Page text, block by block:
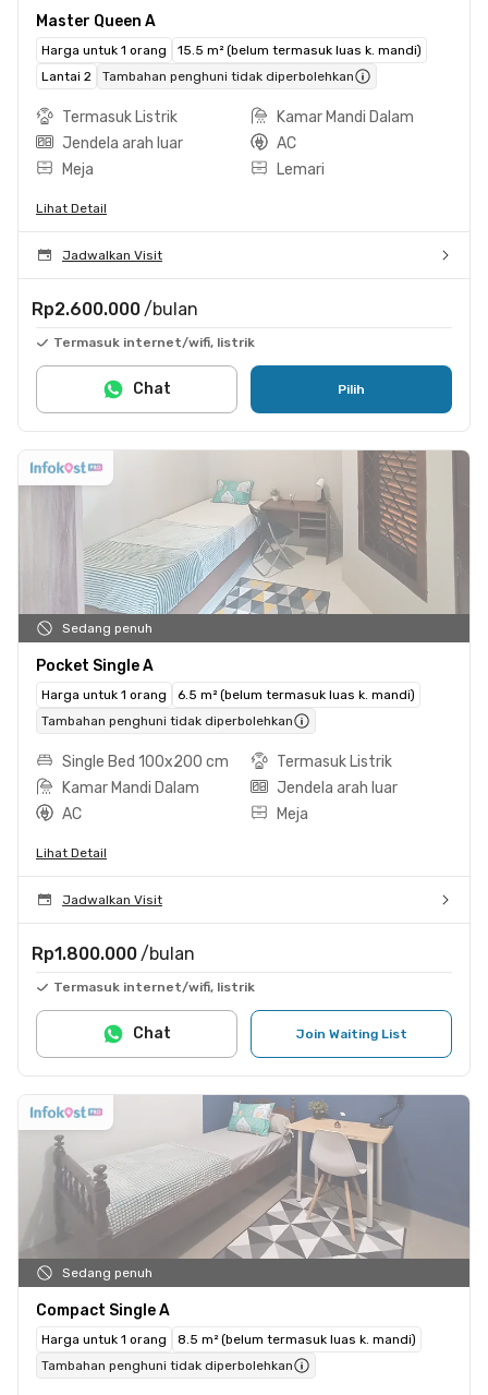
Master Queen A
Harga untuk 1 orang
15.5 m² (belum termasuk luas k. mandi)
Lantai 2
Tambahan penghuni tidak diperbolehkan
Termasuk Listrik
Kamar Mandi Dalam
Jendela arah luar
AC
Meja
Lemari
Lihat Detail
Jadwalkan Visit
Rp2.600.000 /bulan
Termasuk internet/wifi, listrik
Pilih
Chat
Sedang penuh
Pocket Single A
Harga untuk 1 orang
6.5 m² (belum termasuk luas k. mandi)
Tambahan penghuni tidak diperbolehkan
Single Bed 100x200 cm
Termasuk Listrik
Kamar Mandi Dalam
Jendela arah luar
AC
Meja
Lihat Detail
Jadwalkan Visit
Rp1.800.000 /bulan
Termasuk internet/wifi, listrik
Join Waiting List
Chat
Sedang penuh
Compact Single A
Harga untuk 1 orang
8.5 m² (belum termasuk luas k. mandi)
Tambahan penghuni tidak diperbolehkan